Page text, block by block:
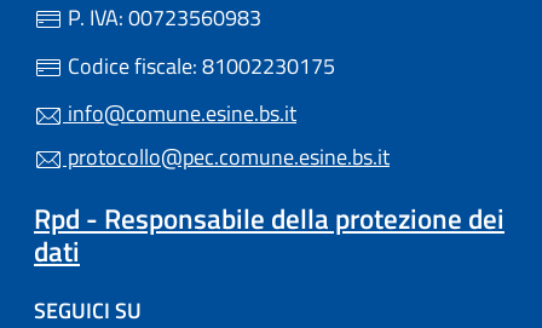
P. IVA: 00723560983
Codice fiscale: 81002230175
info@comune.esine.bs.it
protocollo@pec.comune.esine.bs.it
Rpd - Responsabile della protezione dei
dati
SEGUICI SU